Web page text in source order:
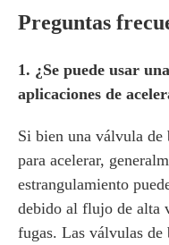
Preguntas
1. ¿Se puede usar
aplicaciones de
Si bien una válvula de
para acelerar,
estrangulamiento
debido al flujo de alta
fugas. Las válvulas de